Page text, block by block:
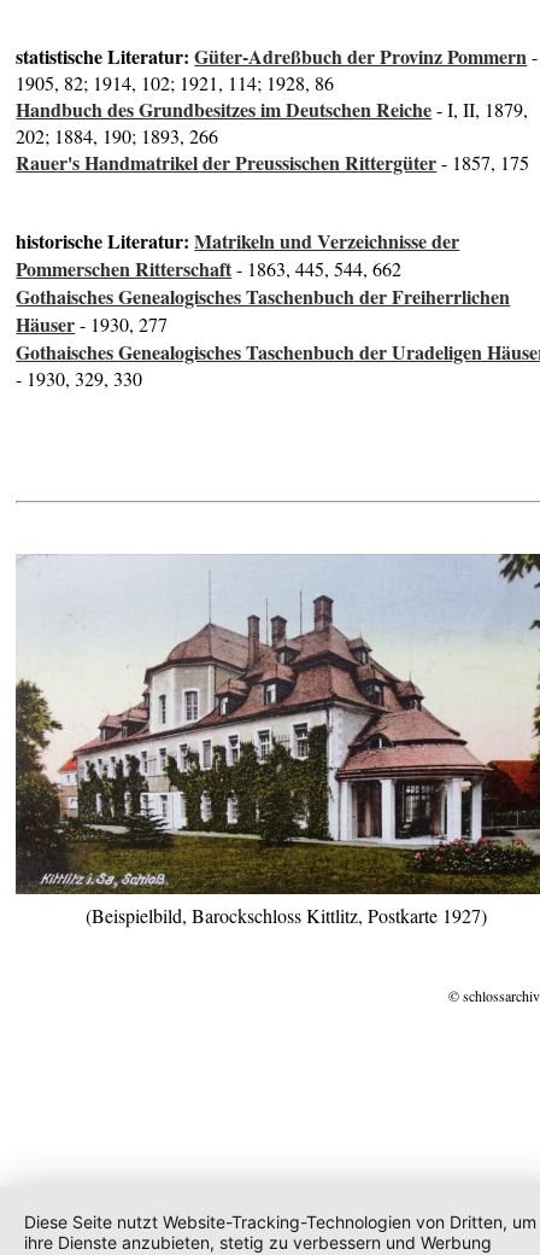
statistische Literatur:Güter-Adreßbuch der Provinz Pommern-
1905, 82; 1914, 102; 1921, 114; 1928, 86
Handbuch des Grundbesitzes im Deutschen Reiche- I, II, 1879,
202; 1884, 190; 1893, 266
Rauer's Handmatrikel der Preussischen Rittergüter- 1857, 175
historische Literatur:Matrikeln und Verzeichnisse der
Pommerschen Ritterschaft- 1863, 445, 544, 662
Gothaisches Genealogisches Taschenbuch der Freiherrlichen
Häuser- 1930, 277
Gothaisches Genealogisches Taschenbuch der Uradeligen
- 1930, 329, 330
(Beispielbild, Barockschloss Kittlitz, Postkarte 1927)
©
Diese Seite nutzt Website-Tracking-Technologien von Dritten, um
ihre Dienste anzubieten, stetig zu verbessern und Werbung